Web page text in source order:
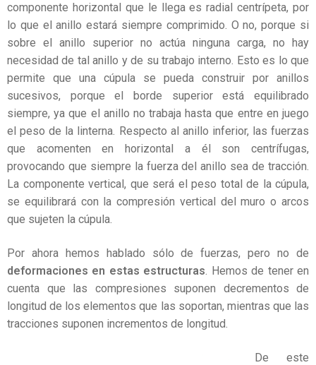
componente horizontal que le llega es radial centrípeta, por
lo que el anillo estará siempre comprimido. O no, porque si
sobre el anillo superior no actúa ninguna carga, no hay
necesidad de tal anillo y de su trabajo interno. Esto es lo que
permite que una cúpula se pueda construir por anillos
sucesivos, porque el borde superior está equilibrado
siempre, ya que el anillo no trabaja hasta que entre en juego
el peso de la linterna. Respecto al anillo inferior, las fuerzas
que acomenten en horizontal a él son centrífugas,
provocando que siempre la fuerza del anillo sea de tracción.
La componente vertical, que será el peso total de la cúpula,
se equilibrará con la compresión vertical del muro o arcos
que sujeten la cúpula.
Por ahora hemos hablado sólo de fuerzas, pero no de
deformaciones en estas estructuras. Hemos de tener en
cuenta que las compresiones suponen decrementos de
longitud de los elementos que las soportan, mientras que las
tracciones suponen incrementos de longitud.
De este